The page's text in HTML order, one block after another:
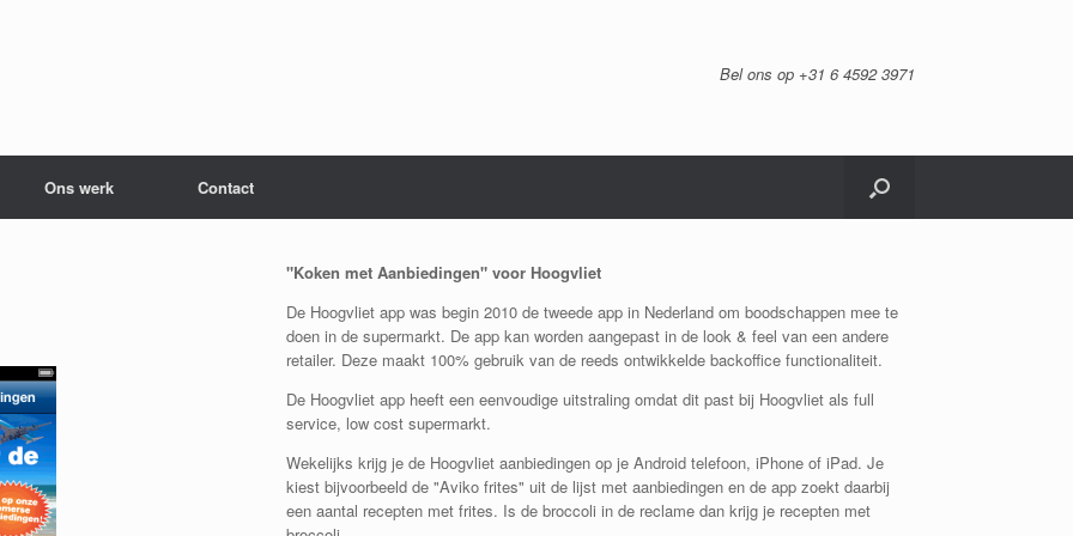
Bel ons op +31 6 4592 3971
Ons werk Contact
"Koken met Aanbiedingen" voor Hoogvliet
De Hoogvliet app was begin 2010 de tweede app in Nederland om boodschappen mee te
doen in de supermarkt. De app kan worden aangepast in de look & feel van een andere
retailer. Deze maakt 100% gebruik van de reeds ontwikkelde backoffice functionaliteit.
De Hoogvliet app heeft een eenvoudige uitstraling omdat dit past bij Hoogvliet als full
service, low cost supermarkt.
Wekelijks krijg je de Hoogvliet aanbiedingen op je Android telefoon, iPhone of iPad. Je
kiest bijvoorbeeld de "Aviko frites" uit de lijst met aanbiedingen en de app zoekt daarbij
een aantal recepten met frites. Is de broccoli in de reclame dan krijg je recepten met